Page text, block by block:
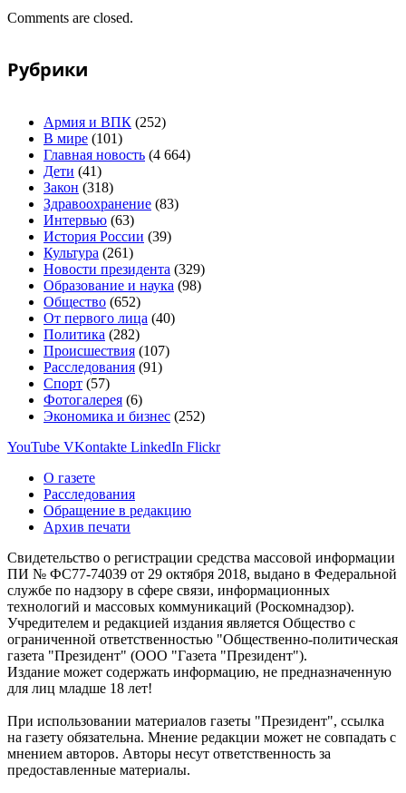
Comments are closed.
Рубрики
Армия и ВПК (252)
В мире (101)
Главная новость (4 664)
Дети (41)
Закон (318)
Здравоохранение (83)
Интервью (63)
История России (39)
Культура (261)
Новости президента (329)
Образование и наука (98)
Общество (652)
От первого лица (40)
Политика (282)
Происшествия (107)
Расследования (91)
Спорт (57)
Фотогалерея (6)
Экономика и бизнес (252)
YouTube VKontakte LinkedIn Flickr
О газете
Расследования
Обращение в редакцию
Архив печати
Свидетельство о регистрации средства массовой информации
ПИ № ФС77-74039 от 29 октября 2018, выдано в Федеральной
службе по надзору в сфере связи, информационных
технологий и массовых коммуникаций (Роскомнадзор).
Учредителем и редакцией издания является Общество с
ограниченной ответственностью "Общественно-политическая
газета "Президент" (ООО "Газета "Президент").
Издание может содержать информацию, не предназначенную
для лиц младше 18 лет!
При использовании материалов газеты "Президент", ссылка
на газету обязательна. Мнение редакции может не совпадать с
мнением авторов. Авторы несут ответственность за
предоставленные материалы.